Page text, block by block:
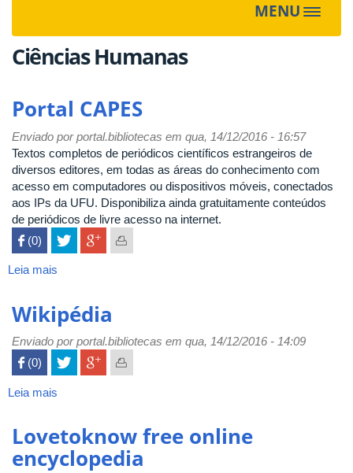
MENU Toggle
Ciências Humanas
Portal CAPES
Enviado porportal.bibliotecas em qua, 14/12/2016 - 16:57
Textos completos de periódicos científicos estrangeiros de
diversos editores, em todas as áreas do conhecimento com
acesso em computadores ou dispositivos móveis, conectados
aos IPs da UFU. Disponibiliza ainda gratuitamente conteúdos
de periódicos de livre acesso na internet.
 (0)
Leia mais
Wikipédia
Enviado porportal.bibliotecas em qua, 14/12/2016 - 14:09
 (0)
Leia mais
Lovetoknow free online
encyclopedia